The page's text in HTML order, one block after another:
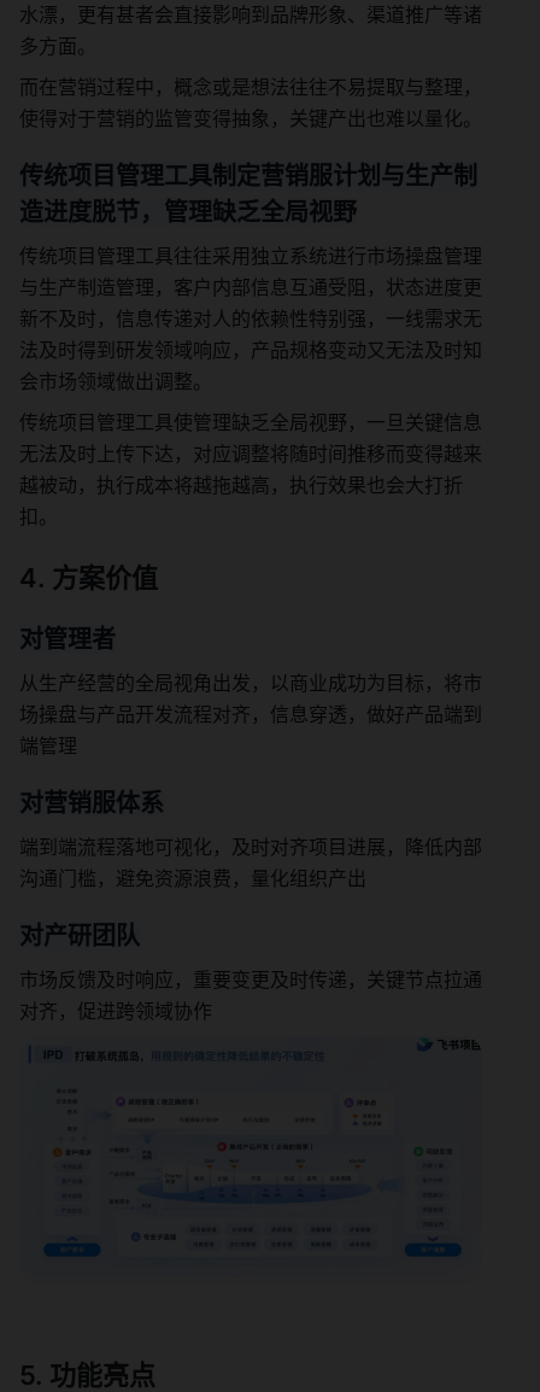
水漂，更有甚者会直接影响到品牌形象、渠道推广等诸
多方面。
而在营销过程中，概念或是想法往往不易提取与整理，
使得对于营销的监管变得抽象，关键产出也难以量化。
传统项目管理工具制定营销服计划与生产制
造进度脱节，管理缺乏全局视野
传统项目管理工具往往采用独立系统进行市场操盘管理
与生产制造管理，客户内部信息互通受阻，状态进度更
新不及时，信息传递对人的依赖性特别强，一线需求无
法及时得到研发领域响应，产品规格变动又无法及时知
会市场领域做出调整。
传统项目管理工具使管理缺乏全局视野，一旦关键信息
无法及时上传下达，对应调整将随时间推移而变得越来
越被动，执行成本将越拖越高，执行效果也会大打折
扣。
方案价值
对管理者
从生产经营的全局视角出发，以商业成功为目标，将市
场操盘与产品开发流程对齐，信息穿透，做好产品端到
端管理
对营销服体系
端到端流程落地可视化，及时对齐项目进展，降低内部
沟通门槛，避免资源浪费，量化组织产出
对产研团队
市场反馈及时响应，重要变更及时传递，关键节点拉通
对齐，促进跨领域协作
功能亮点